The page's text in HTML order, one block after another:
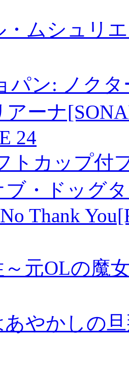
・ムシュリ
パン: ノク
ーナ
24
トカップ付
ブ・ドッグ
Thank
元OLの魔
やかしの